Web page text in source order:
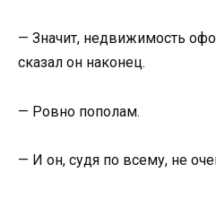
— Значит, недвижимость
сказал он наконец.
— Ровно пополам.
— И он, судя по всему, не